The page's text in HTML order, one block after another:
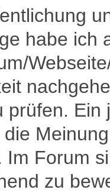
habe ich
prüfen.
Im Forum
zu